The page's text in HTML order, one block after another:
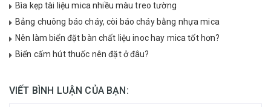
Bìa kẹp tài liệu mica nhiều màu treo tường
Bảng chuông báo cháy, còi báo cháy bằng nhựa mica
Nên làm biển đặt bàn chất liệu inoc hay mica tốt hơn?
Biển cấm hút thuốc nên đặt ở đâu?
VIẾT BÌNH LUẬN CỦA BẠN: